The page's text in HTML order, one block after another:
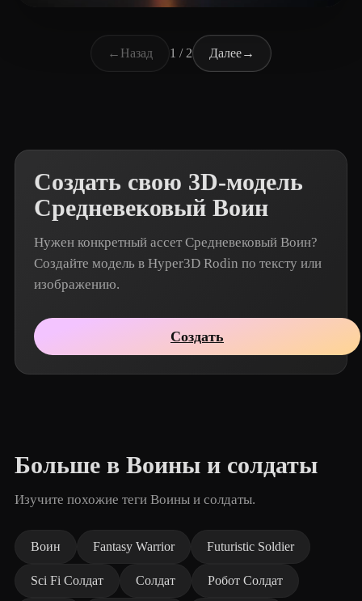
← Назад 1 / 2 Далее→
Создать свою 3D-модель
Средневековый Воин
Нужен конкретный ассет Средневековый Воин?
Создайте модель в Hyper3D Rodin по тексту или
изображению.
Создать
Больше в Воины и солдаты
Изучите похожие теги Воины и солдаты.
Воин Fantasy Warrior Futuristic Soldier
Sci Fi Солдат Солдат Робот Солдат